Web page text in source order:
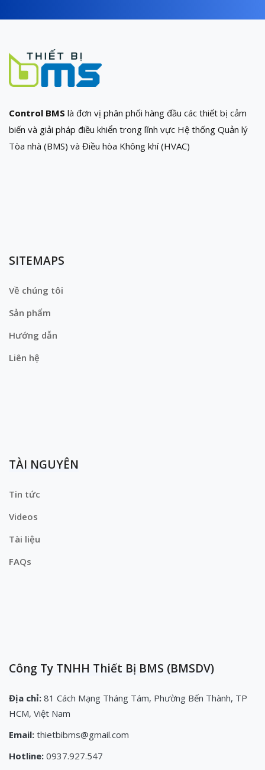
Control BMS là đơn vị phân phối hàng đầu các thiết bị cảm
biến và giải pháp điều khiển trong lĩnh vực Hệ thống Quản lý
Tòa nhà (BMS) và Điều hòa Không khí (HVAC)
SITEMAPS
Về chúng tôi
Sản phẩm
Hướng dẫn
Liên hệ
TÀI NGUYÊN
Tin tức
Videos
Tài liệu
FAQs
Công Ty TNHH Thiết Bị BMS (BMSDV)
Địa chỉ: 81 Cách Mạng Tháng Tám, Phường Bến Thành, TP
HCM, Việt Nam
Email: thietbibms@gmail.com
Hotline: 0937.927.547